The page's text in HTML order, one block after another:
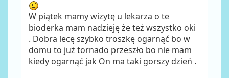
W piątek mamy wizytę u lekarza o te
bioderka mam nadzieję że też wszystko oki
. Dobra lecę szybko troszkę ogarnąć bo w
domu to już tornado przeszło bo nie mam
kiedy ogarnąć jak On ma taki gorszy dzień .